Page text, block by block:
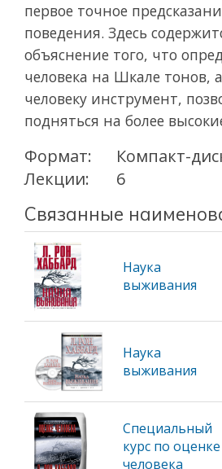
первое точное
поведения. Здесь
объяснение того, что
человека на Шкале тонов,
человеку инструмент,
подняться на более
Формат:
Компакт-
Лекции:
6
Связанные
Наука
выживания
Наука
выживания
Специальный
курс по оценке
человека